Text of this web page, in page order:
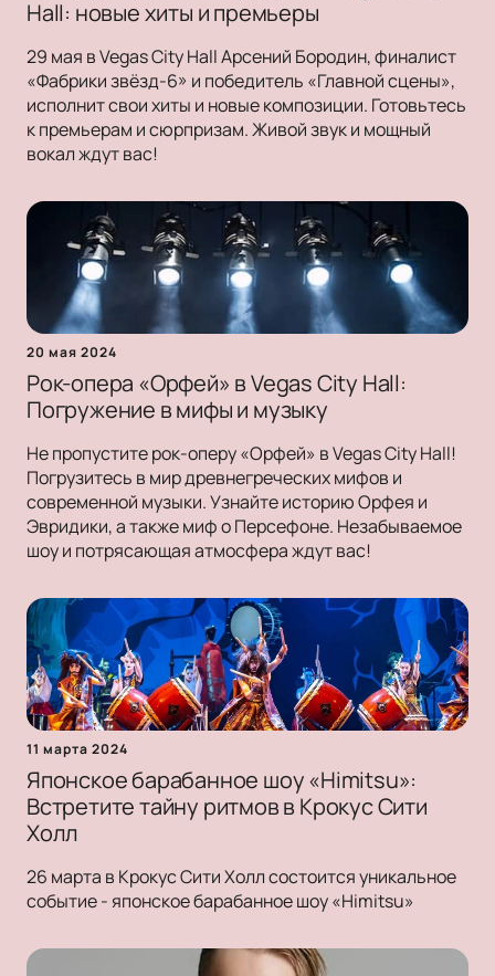
Hall: новые хиты и премьеры
29 мая в Vegas City Hall Арсений Бородин, финалист
«Фабрики звёзд-6» и победитель «Главной сцены»,
исполнит свои хиты и новые композиции. Готовьтесь
к премьерам и сюрпризам. Живой звук и мощный
вокал ждут вас!
20 мая 2024
Рок-опера «Орфей» в Vegas City Hall:
Погружение в мифы и музыку
Не пропустите рок-оперу «Орфей» в Vegas City Hall!
Погрузитесь в мир древнегреческих мифов и
современной музыки. Узнайте историю Орфея и
Эвридики, а также миф о Персефоне. Незабываемое
шоу и потрясающая атмосфера ждут вас!
11 марта 2024
Японское барабанное шоу «Himitsu»:
Встретите тайну ритмов в Крокус Сити
Холл
26 марта в Крокус Сити Холл состоится уникальное
событие - японское барабанное шоу «Himitsu»